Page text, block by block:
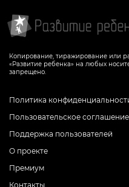
Копирование, тиражирование или
«Развитие ребенка» на любых
запрещено.
Политика
Пользовательское соглашение
Поддержка пользователей
О проекте
Премиум
Контакты